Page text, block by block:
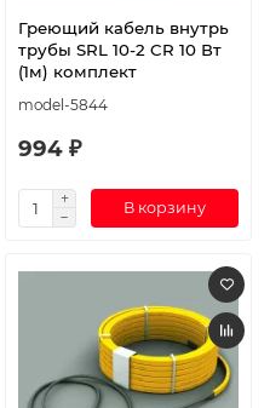
Греющий кабель внутрь
трубы SRL 10-2 CR 10 Вт
(1м) комплект
model-5844
994 ₽
В корзину